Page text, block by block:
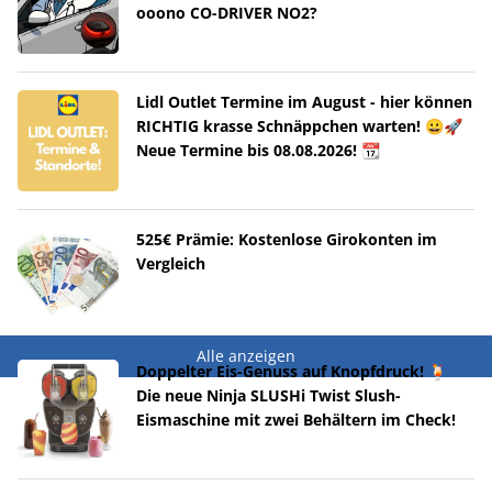
ooono CO-DRIVER NO2?
Lidl Outlet Termine im August - hier können
RICHTIG krasse Schnäppchen warten! 😀🚀
Neue Termine bis 08.08.2026! 📆
525€ Prämie: Kostenlose Girokonten im
Vergleich
Alle anzeigen
Doppelter Eis-Genuss auf Knopfdruck! 🍹
Die neue Ninja SLUSHi Twist Slush-
Eismaschine mit zwei Behältern im Check!